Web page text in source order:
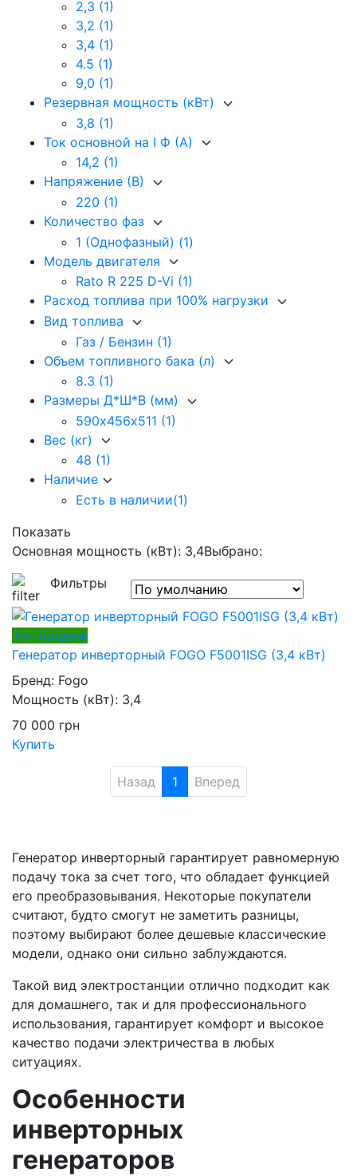
2,3 (1)
3,2 (1)
3,4 (1)
4.5 (1)
9,0 (1)
Резервная мощность (кВт)
3,8 (1)
Ток основной на I Ф (А)
14,2 (1)
Напряжение (В)
220 (1)
Количество фаз
1 (Однофазный) (1)
Модель двигателя
Rato R 225 D-Vi (1)
Расход топлива при 100% нагрузки
Вид топлива
Газ / Бензин (1)
Объем топливного бака (л)
8.3 (1)
Размеры Д*Ш*В (мм)
590х456х511 (1)
Вес (кг)
48 (1)
Наличие
Есть в наличии(1)
Показать
Основная мощность (кВт): 3,4Выбрано:
Фильтры
Tоп продаж
Генератор инверторный FOGO F5001ISG (3,4 кВт)
Бренд: Fogo
Мощность (кВт): 3,4
70 000 грн
Купить
Назад 1 Вперед
Генератор инверторный гарантирует равномерную
подачу тока за счет того, что обладает функцией
его преобразовывания. Некоторые покупатели
считают, будто смогут не заметить разницы,
поэтому выбирают более дешевые классические
модели, однако они сильно заблуждаются.
Такой вид электростанции отлично подходит как
для домашнего, так и для профессионального
использования, гарантирует комфорт и высокое
качество подачи электричества в любых
ситуациях.
Особенности
инверторных
генераторов